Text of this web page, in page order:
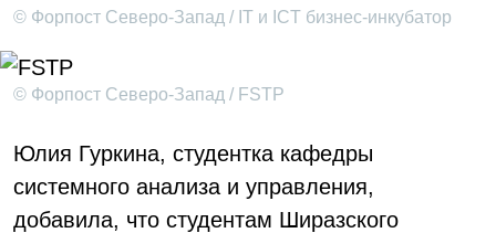
© Форпост Северо-Запад / IT и ICT бизнес-инкубатор
© Форпост Северо-Запад / FSTP
Юлия Гуркина, студентка кафедры
системного анализа и управления,
добавила, что студентам Ширазского